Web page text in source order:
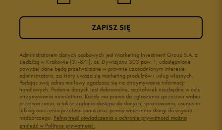
Administratorem danych osobowych jest Marketing Investment Group S.A. z
siedzibą w Krakowie (31-871), os. Dywizjonu 303 paw. 1, udostępnione
powyżej dane będą przetwarzane w prawnie uzasadnionym interesie
administratora, za który uważa się marketing produktów i usług własnych.
Podając swój adres mailowy zgadzasz się na otrzymywanie informacji
handlowych. Podanie danych jest dobrowolne, aczkolwiek niezbędne w celu
otrzymywania newslettera. Każdy ma prawo do zgłoszenia sprzeciwu wobec
przetwarzania, a także żądania dostępu do danych, sprostowania, usunięcia
lub ograniczenia przetwarzania oraz prawo wniesienia skargi do organu
nadzorczego. Pełną treść oświadczenia o ochronie prywatności można
znaleźć w Polityce prywatności.
ZAPISZ SIĘ